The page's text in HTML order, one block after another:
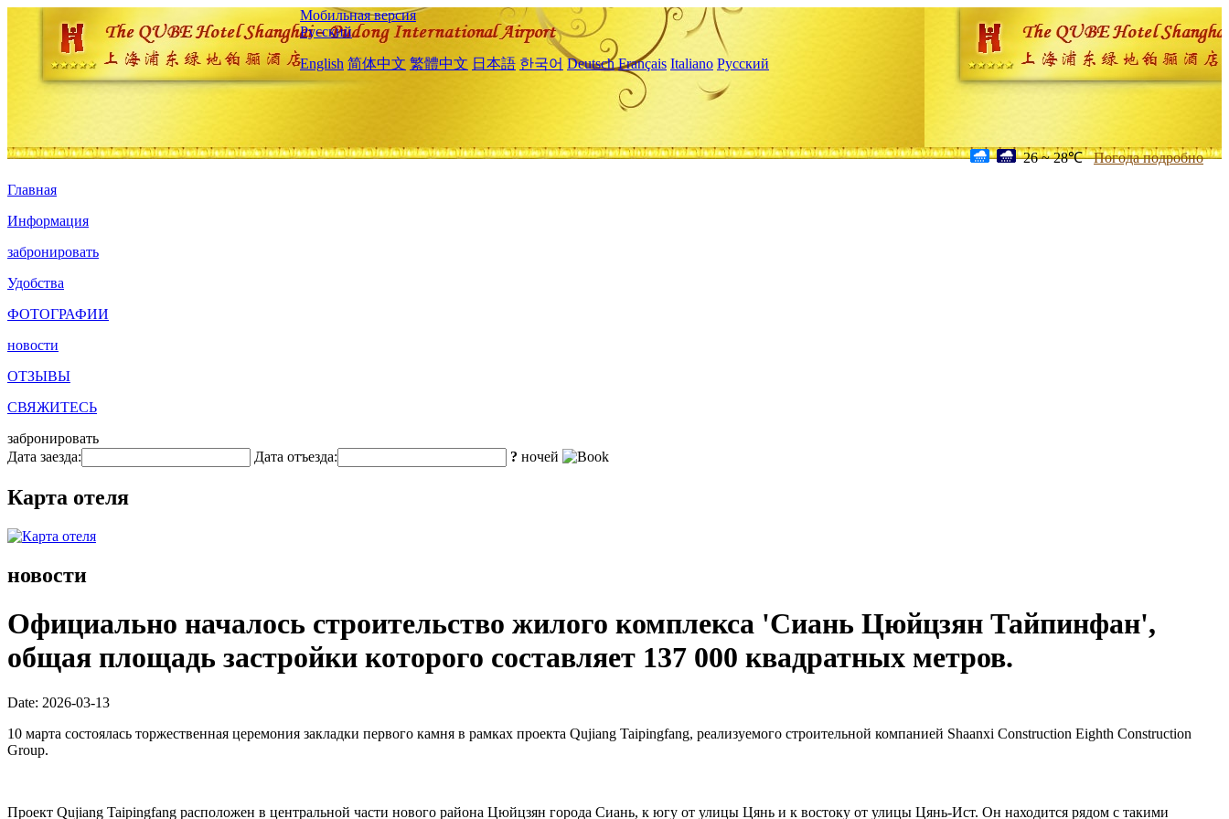
Мобильная версия
Русский
English 简体中文 繁體中文 日本語 한국어 Deutsch Français Italiano Русский
26 ~ 28℃ Погода подробно
Главная
Информация
забронировать
Удобства
ФОТОГРАФИИ
новости
ОТЗЫВЫ
СВЯЖИТЕСЬ
забронировать
Дата заезда:
Дата отъезда: ? ночей
Карта отеля
новости
Официально началось строительство жилого комплекса 'Сиань Цюйцзян Тайпинфан',
общая площадь застройки которого составляет 137 000 квадратных метров.
Date: 2026-03-13
10 марта состоялась торжественная церемония закладки первого камня в рамках проекта Qujiang Taipingfang, реализуемого строительной компанией Shaanxi Construction Eighth Construction
Group.
Проект Qujiang Taipingfang расположен в центральной части нового района Цюйцзян города Сиань, к югу от улицы Цянь и к востоку от улицы Цянь-Ист. Он находится рядом с такими